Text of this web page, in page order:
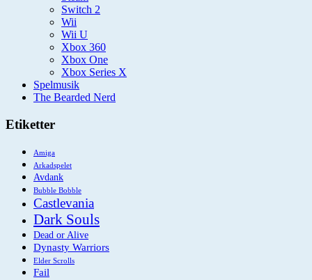
Switch 2
Wii
Wii U
Xbox 360
Xbox One
Xbox Series X
Spelmusik
The Bearded Nerd
Etiketter
Amiga
Arkadspelet
Avdank
Bubble Bobble
Castlevania
Dark Souls
Dead or Alive
Dynasty Warriors
Elder Scrolls
Fail